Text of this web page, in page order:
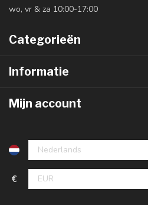
wo, vr & za 10:00-17:00
Categorieën
Informatie
Mijn account
€